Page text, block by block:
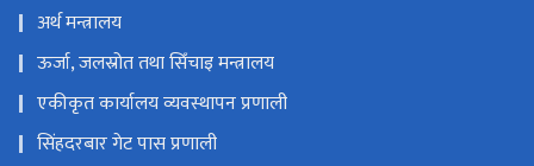
अर्थ मन्त्रालय
ऊर्जा, जलस्रोत तथा सिँचाइ मन्त्रालय
एकीकृत कार्यालय व्यवस्थापन प्रणाली
सिंहदरबार गेट पास प्रणाली